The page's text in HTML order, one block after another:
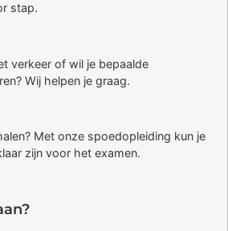
stap.
verkeer of wil je bepaalde
Wij helpen je graag.
Met onze spoedopleiding kun je
zijn voor het examen.